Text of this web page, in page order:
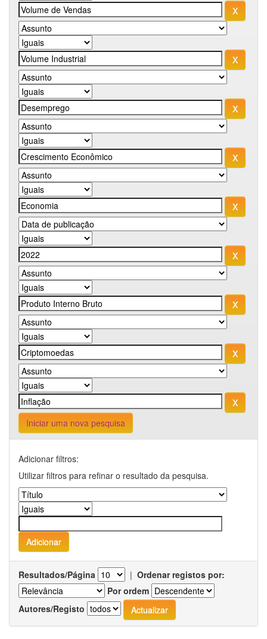
Iniciar uma nova pesquisa
Adicionar filtros:
Utilizar filtros para refinar o resultado da pesquisa.
Resultados/Página | Ordenar registos por:
Por ordem
Autores/Registo